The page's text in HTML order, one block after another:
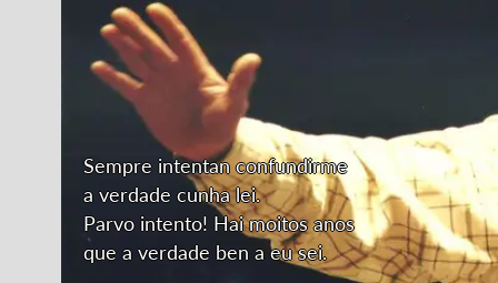
Sempre intentan confundirme
a verdade cunha lei.
Parvo intento! Hai moitos anos
que a verdade ben a eu sei.